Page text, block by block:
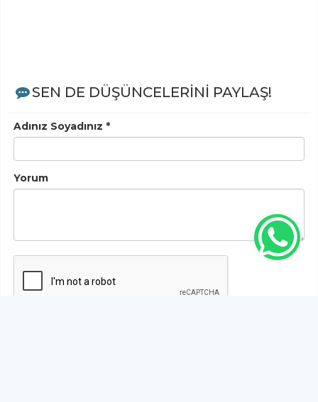
SEN DE DÜŞÜNCELERİNİ PAYLAŞ!
Adınız Soyadınız *
Yorum